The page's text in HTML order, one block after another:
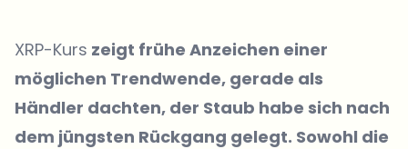
XRP-Kurs zeigt frühe Anzeichen einer
möglichen Trendwende, gerade als
Händler dachten, der Staub habe sich nach
dem jüngsten Rückgang gelegt. Sowohl die